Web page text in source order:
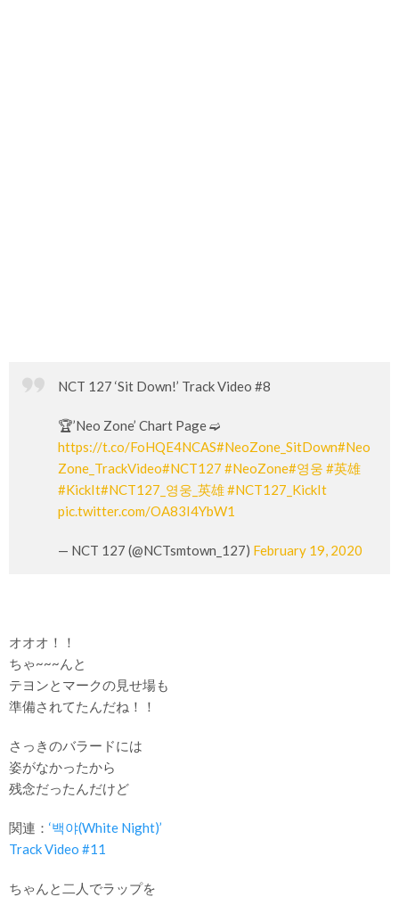
NCT 127 ‘Sit Down!’ Track Video #8
🏆’Neo Zone’ Chart Page ➫
https://t.co/FoHQE4NCAS#NeoZone_SitDown#Neo
Zone_TrackVideo#NCT127 #NeoZone#영웅 #英雄
#KickIt#NCT127_영웅_英雄#NCT127_KickIt
pic.twitter.com/OA83I4YbW1
— NCT 127 (@NCTsmtown_127) February 19, 2020
オオオ！！
ちゃ~~~んと
テヨンとマークの見せ場も
準備されてたんだね！！
さっきのバラードには
姿がなかったから
残念だったんだけど
関連： ‘백야(White Night)’
Track Video #11
ちゃんと二人でラップを